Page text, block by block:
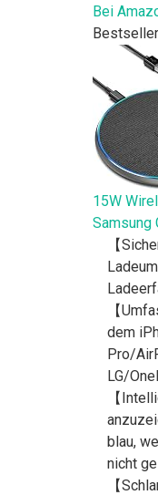
Bei
15W
【
【
dem
Pro/
LG/
【
blau,
nicht
【